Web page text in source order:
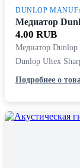
DUNLOP
Медиатор
4.00 RUB
Медиатор
Dunlop Ultex
Подробнее о